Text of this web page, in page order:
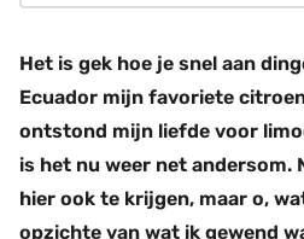
Het is gek hoe je snel aan
Ecuador mijn favoriete
ontstond mijn liefde voor
is het nu weer net andersom.
hier ook te krijgen, maar o,
opzichte van wat ik gewend